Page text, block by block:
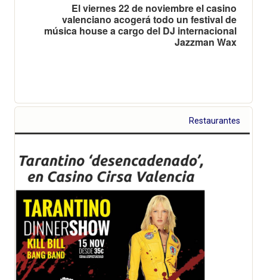
El viernes 22 de noviembre el casino
valenciano acogerá todo un festival de
música house a cargo del DJ internacional
Jazzman Wax
Restaurantes